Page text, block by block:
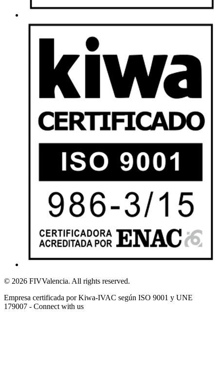
© 2026 FIVValencia. All rights reserved.
Empresa certificada por Kiwa-IVAC según ISO 9001 y UNE
179007 - Connect with us